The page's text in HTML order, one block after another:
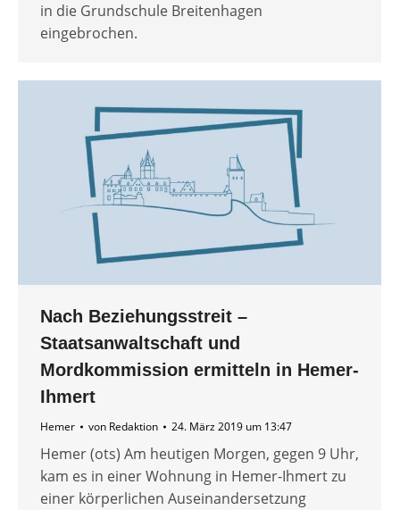
in die Grundschule Breitenhagen
eingebrochen.
Nach Beziehungsstreit –
Staatsanwaltschaft und
Mordkommission ermitteln in Hemer-
Ihmert
Hemer von Redaktion 24. März 2019 um 13:47
Hemer (ots) Am heutigen Morgen, gegen 9 Uhr,
kam es in einer Wohnung in Hemer-Ihmert zu
einer körperlichen Auseinandersetzung